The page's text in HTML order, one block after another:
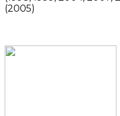
(2005)